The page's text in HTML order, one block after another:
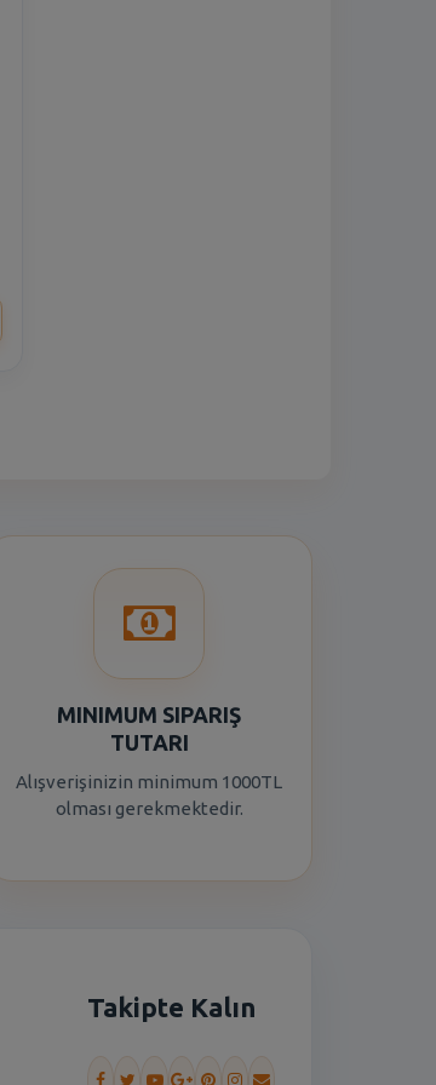
MINIMUM SIPARIŞ
TUTARI
Alışverişinizin minimum 1000TL
olması gerekmektedir.
Takipte Kalın